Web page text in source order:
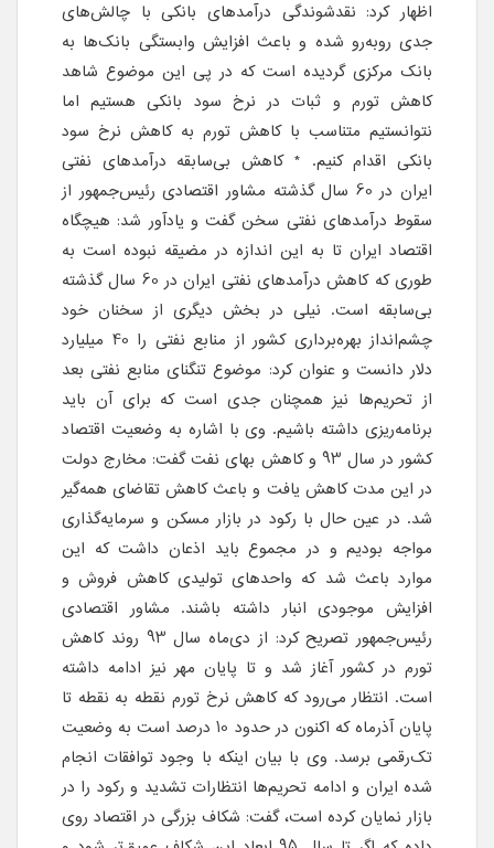
اظهار کرد: نقدشوندگی درآمدهای بانکی با چالش‌های
جدی روبه‌رو شده و باعث افزایش وابستگی بانک‌ها به
بانک مرکزی گردیده است که در پی این موضوع شاهد
کاهش تورم و ثبات در نرخ سود بانکی هستیم اما
نتوانستیم متناسب با کاهش تورم به کاهش نرخ سود
بانکی اقدام کنیم. * کاهش بی‌سابقه درآمدهای نفتی
ایران در 60 سال گذشته مشاور اقتصادی رئیس‌جمهور از
سقوط درآمدهای نفتی سخن گفت و یادآور شد: هیچگاه
اقتصاد ایران تا به این اندازه در مضیقه نبوده است به
طوری که کاهش درآمدهای نفتی ایران در 60 سال گذشته
بی‌سابقه است. نیلی در بخش دیگری از سخنان خود
چشم‌انداز بهره‌برداری کشور از منابع نفتی را 40 میلیارد
دلار دانست و عنوان کرد: موضوع تنگنای منابع نفتی بعد
از تحریم‌ها نیز همچنان جدی است که برای آن باید
برنامه‌ریزی داشته باشیم. وی با اشاره به وضعیت اقتصاد
کشور در سال 93 و کاهش بهای نفت گفت: مخارج دولت
در این مدت کاهش یافت و باعث کاهش تقاضای همه‌گیر
شد. در عین حال با رکود در بازار مسکن و سرمایه‌گذاری
مواجه بودیم و در مجموع باید اذعان داشت که این
موارد باعث شد که واحدهای تولیدی کاهش فروش و
افزایش موجودی انبار داشته باشند. مشاور اقتصادی
رئیس‌جمهور تصریح کرد: از دی‌ماه سال 93 روند کاهش
تورم در کشور آغاز شد و تا پایان مهر نیز ادامه داشته
است. انتظار می‌رود که کاهش نرخ تورم نقطه‌ به نقطه تا
پایان آذرماه که اکنون در حدود 10 درصد است به وضعیت
تک‌رقمی برسد. وی با بیان اینکه با وجود توافقات انجام
شده ایران و ادامه تحریم‌ها انتظارات تشدید و رکود را در
بازار نمایان کرده است، گفت: شکاف بزرگی در اقتصاد روی